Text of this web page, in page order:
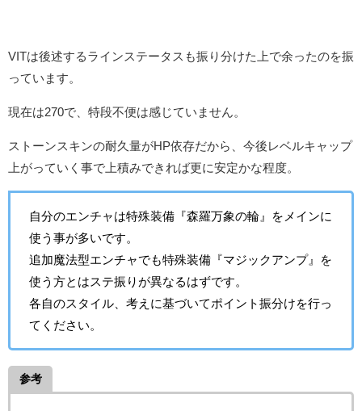
VITは後述するラインステータスも振り分けた上で余ったのを振
っています。
現在は270で、特段不便は感じていません。
ストーンスキンの耐久量がHP依存だから、今後レベルキャップ
上がっていく事で上積みできれば更に安定かな程度。
自分のエンチャは特殊装備『森羅万象の輪』をメインに
使う事が多いです。
追加魔法型エンチャでも特殊装備『マジックアンプ』を
使う方とはステ振りが異なるはずです。
各自のスタイル、考えに基づいてポイント振分けを行っ
てください。
参考